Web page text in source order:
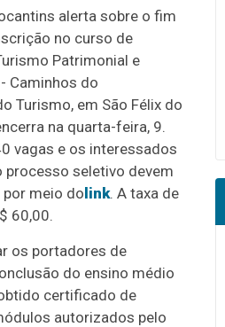
alerta sobre o fim
no curso de
Patrimonial e
Caminhos do
Turismo, em São Félix do
na quarta-feira, 9.
vagas e os interessados
processo seletivo devem
meio do link. A taxa de
60,00.
os portadores de
do ensino médio
certificado de
autorizados pelo